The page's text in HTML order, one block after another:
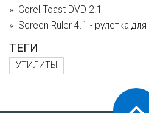
Corel Toast DVD 2.1
Screen Ruler 4.1 - рулетка для
ТЕГИ
УТИЛИТЫ